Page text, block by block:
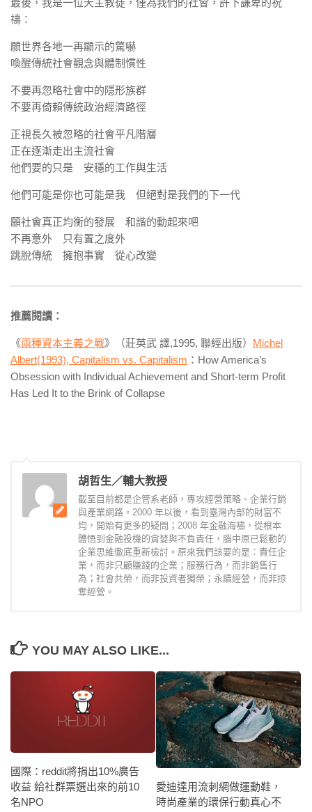
最後，我是一位天主教徒，僅為我們的社會，許下謙卑的祝
禱：
願世界各地一再顯示的驚嚇
喚醒傳統社會觀念與體制慣性
不要再忽略社會中的隱形族群
不要再倚賴傳統政治經濟路徑
正視長久被忽略的社會平凡階層
正在逐漸走出主流社會
他們要的只是 安穩的工作與生活
他們可能是你也可能是我 但絕對是我們的下一代
願社會真正均衡的發展 和諧的動起來吧
不再意外 只有置之度外
跳脫傳統 擁抱事實 從心改變
推薦閱讀：
《兩種資本主義之戰》（莊英武 譯,1995, 聯經出版）
Michel
Albert(1993), Capitalism vs. Capitalism ：How America’s
Obsession with Individual Achievement and Short-term Profit
Has Led It to the Brink of Collapse
胡哲生／輔大教授
截至目前都是企管系老師，專攻經營策略、企業行銷
與產業網路。2000 年以後，看到臺灣內部的財富不
均，開始有更多的疑問；2008 年金融海嘯，從根本
體悟到金融投機的貪婪與不負責任，腦中原已鬆動的
企業思維徹底重新檢討。原來我們該要的是：責任企
業，而非只顧賺錢的企業；服務行為，而非銷售行
為；社會共榮，而非投資者獨榮；永續經營，而非掠
奪經營。
YOU MAY ALSO LIKE...
國際：reddit將捐出10%廣告
收益 給社群票選出來的前10
名NPO
愛迪達用流刺網做運動鞋，
時尚產業的環保行動真心不